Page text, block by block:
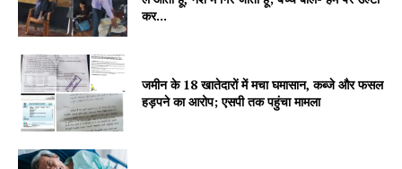
कर...
जमीन के 18 खातेदारों में मचा घमासान, कब्जे और फसल
हड़पने का आरोप; एसपी तक पहुंचा मामला